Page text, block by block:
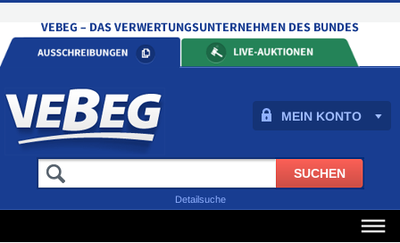
MEIN KONTO
Detailsuche